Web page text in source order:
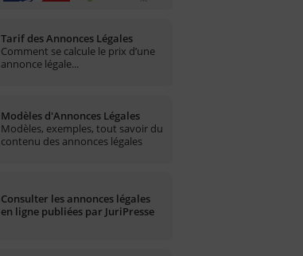
Tarif des Annonces Légales
Comment se calcule le prix d’une
annonce légale...
Modèles d'Annonces Légales
Modèles, exemples, tout savoir du
contenu des annonces légales
Consulter les annonces légales
en ligne publiées par JuriPresse